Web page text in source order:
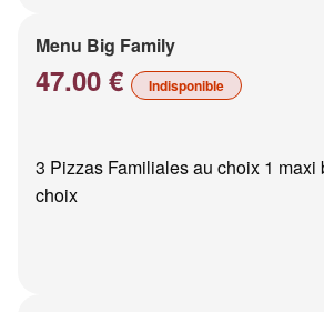
Menu Big Family
47.00 € Indisponible
3 Pizzas Familiales au choix 1 maxi
choix